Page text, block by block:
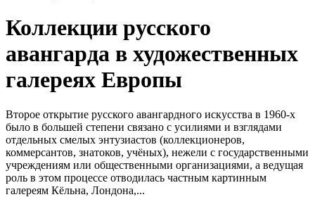
Коллекции русского
авангарда в художественных
галереях Европы
Второе открытие русского авангардного искусства в 1960-х
было в большей степени связано с усилиями и взглядами
отдельных смелых энтузиастов (коллекционеров,
коммерсантов, знатоков, учёных), нежели с государственными
учреждениям или общественными организациями, а ведущая
роль в этом процессе отводилась частным картинным
галереям Кёльна, Лондона,...